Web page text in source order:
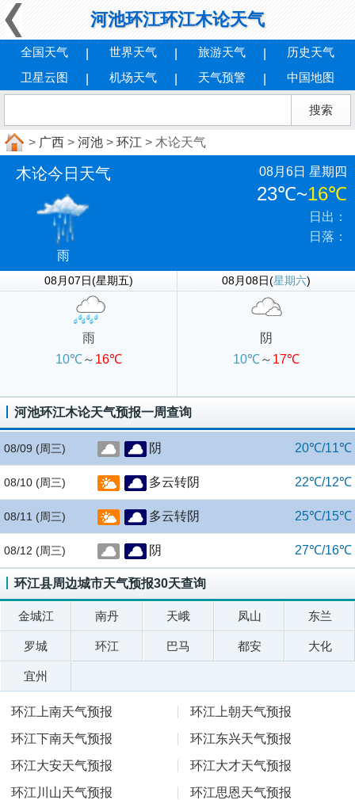
河池环江环江木论天气
全国天气 世界天气 旅游天气
历史天气
卫星云图
机场天气 天气预警 中国地图
> 广西 > 河池 > 环江 > 木论天气
木论今日天气
雨
08月6日 星期四
23℃~16℃
日出：
日落：
08月07日(星期五)
雨
10℃～ 16℃
08月08日(星期六)
阴
10℃～ 17℃
河池环江木论天气预报一周查询
08/09 (周三) 阴 20℃/11℃
08/10 (周三) 多云转阴 22℃/12℃
08/11 (周三) 多云转阴 25℃/15℃
08/12 (周三) 阴 27℃/16℃
环江县周边城市天气预报30天查询
金城江 南丹 天峨 凤山 东兰
罗城 环江 巴马 都安 大化
宜州
环江上南天气预报
环江上朝天气预报
环江下南天气预报
环江东兴天气预报
环江大安天气预报
环江大才天气预报
环江川山天气预报
环江思恩天气预报